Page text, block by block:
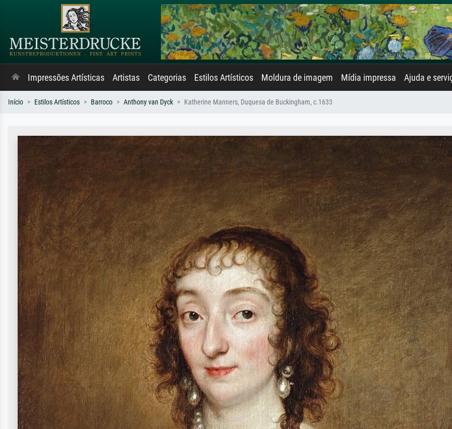
Impressões Artísticas Artistas Categorias Estilos Artísticos Moldura de imagem Mídia impressa Ajuda e
Início Estilos Artísticos Barroco Anthony van Dyck Katherine Manners, Duquesa de Buckingham, c.1633